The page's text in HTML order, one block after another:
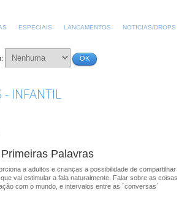
ESPECIAIS LANCAMENTOS NOTICIAS/DROPS
OK
- INFANTIL
Palavras
a adultos e crianças a possibilidade de compartilhar
vai estimular a fala naturalmente. Falar sobre as coisas
com o mundo, e intervalos entre as ´conversas´